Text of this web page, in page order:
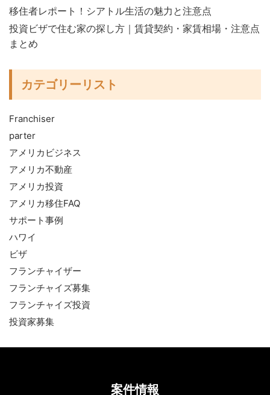
移住者レポート！シアトル生活の魅力と注意点
投資ビザで住む家の探し方｜賃貸契約・家賃相場・注意点
まとめ
カテゴリーリスト
Franchiser
parter
アメリカビジネス
アメリカ不動産
アメリカ投資
アメリカ移住FAQ
サポート事例
ハワイ
ビザ
フランチャイザー
フランチャイズ募集
フランチャイズ投資
投資家募集
案件情報